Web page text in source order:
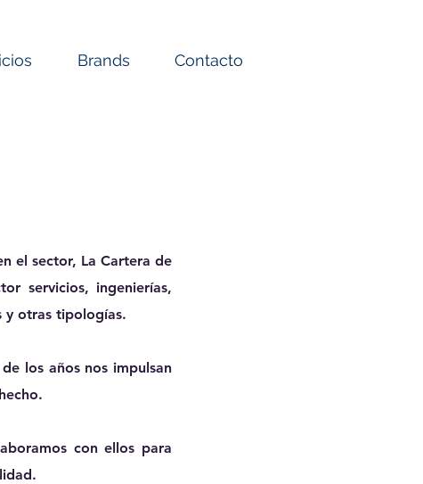
Brands Contacto
el sector, La Cartera de
servicios, ingenierías,
y otras tipologías.
los años nos impulsan
con ellos para